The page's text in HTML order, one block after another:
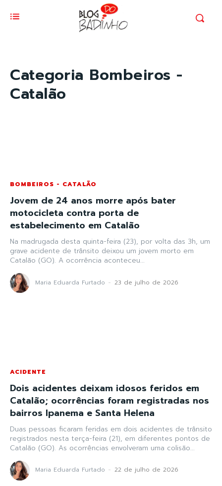
Categoria Bombeiros -
Catalão
BOMBEIROS - CATALÃO
Jovem de 24 anos morre após bater
motocicleta contra porta de
estabelecimento em Catalão
Na madrugada desta quinta-feira (23), por volta das 3h, um
grave acidente de trânsito deixou um jovem morto em
Catalão (GO). A ocorrência aconteceu...
Maria Eduarda Furtado - 23 de julho de 2026
ACIDENTE
Dois acidentes deixam idosos feridos em
Catalão; ocorrências foram registradas nos
bairros Ipanema e Santa Helena
Duas pessoas ficaram feridas em dois acidentes de trânsito
registrados nesta terça-feira (21), em diferentes pontos de
Catalão (GO). As ocorrências envolveram uma colisão...
Maria Eduarda Furtado - 22 de julho de 2026